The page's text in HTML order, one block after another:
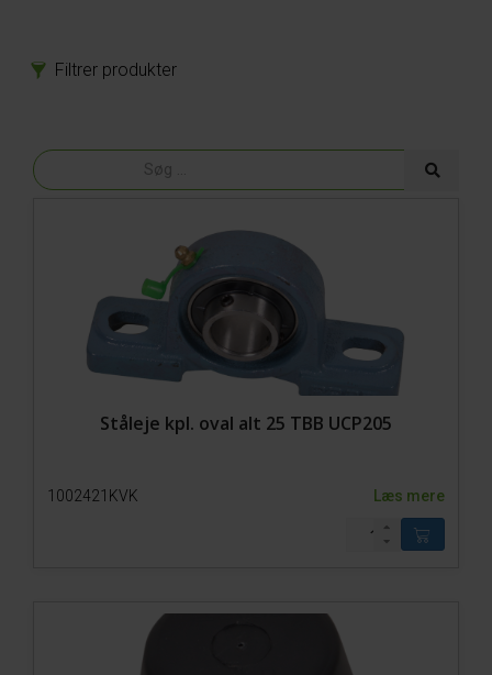
Filtrer produkter
Model 800-1 Powerpack
Model 650-SP2 Hydro
Hjul
Bolte
EL
Gear
Hydraulik
Model 650-SP0
Fangefold 500-1
Ståleje kpl. oval alt 25 TBB UCP205
1002421KVK Læs mere